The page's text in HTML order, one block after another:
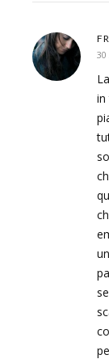
30
in